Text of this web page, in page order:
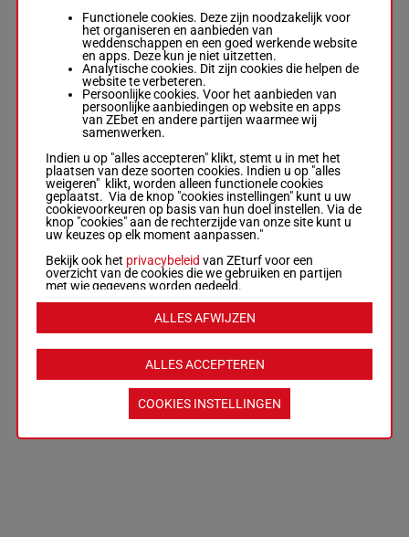
Functionele cookies. Deze zijn noodzakelijk voor
het organiseren en aanbieden van
weddenschappen en een goed werkende website
en apps. Deze kun je niet uitzetten.
Analytische cookies. Dit zijn cookies die helpen de
website te verbeteren.
Persoonlijke cookies. Voor het aanbieden van
persoonlijke aanbiedingen op website en apps
van ZEbet en andere partijen waarmee wij
samenwerken.
Indien u op "alles accepteren" klikt, stemt u in met het
plaatsen van deze soorten cookies. Indien u op "alles
weigeren" klikt, worden alleen functionele cookies
geplaatst. Via de knop "cookies instellingen" kunt u uw
cookievoorkeuren op basis van hun doel instellen. Via de
knop "cookies" aan de rechterzijde van onze site kunt u
uw keuzes op elk moment aanpassen."
Bekijk ook het privacybeleid van ZEturf voor een
overzicht van de cookies die we gebruiken en partijen
met wie gegevens worden gedeeld.
ALLES ACCEPTEREN
ALLES AFWIJZEN
COOKIES INSTELLINGEN